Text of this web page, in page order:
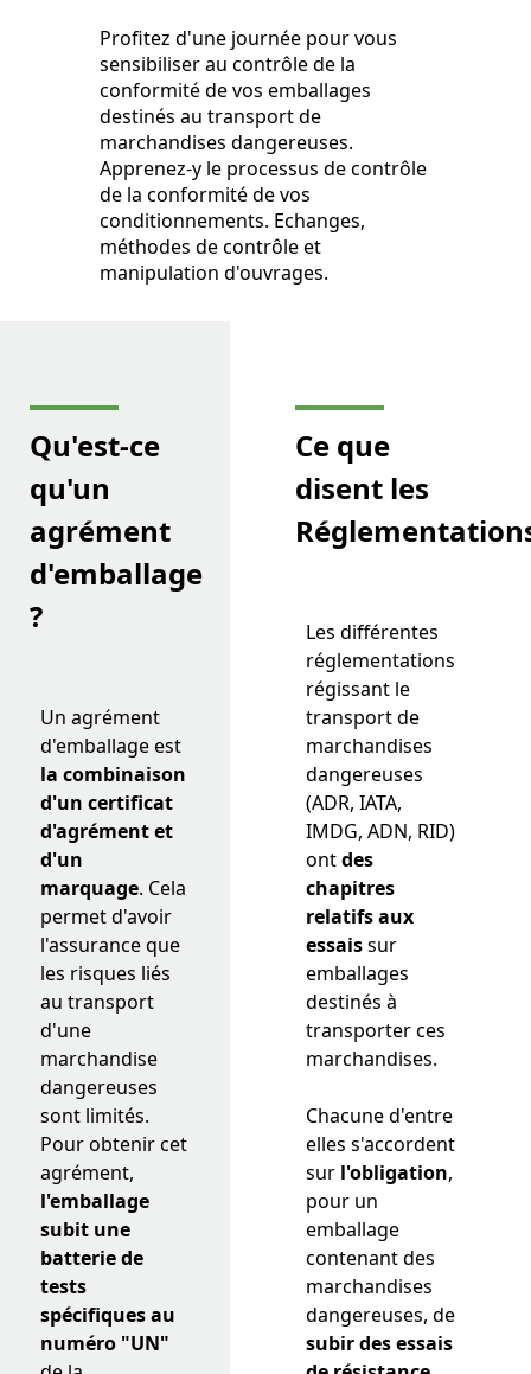
Profitez d'une journée pour vous
sensibiliser au contrôle de la
conformité de vos emballages
destinés au transport de
marchandises dangereuses.
Apprenez-y le processus de contrôle
de la conformité de vos
conditionnements. Echanges,
méthodes de contrôle et
manipulation d'ouvrages.
Qu'est-ce
qu'un
agrément
d'emballage
?
Un agrément
d'emballage est
la combinaison
d'un certificat
d'agrément et
d'un
marquage. Cela
permet d'avoir
l'assurance que
les risques liés
au transport
d'une
marchandise
dangereuses
sont limités.
Pour obtenir cet
agrément,
l'emballage
subit une
batterie de
tests
spécifiques au
numéro "UN"
Ce que
disent les
Les différentes
réglementations
régissant le
transport de
marchandises
dangereuses
(ADR, IATA,
IMDG, ADN, RID)
ontdes
chapitres
relatifs aux
essaissur
emballages
destinés à
transporter ces
marchandises.
Chacune d'entre
elles s'accordent
sur l'obligation,
pour un
emballage
contenant des
marchandises
dangereuses, de
subir des essais